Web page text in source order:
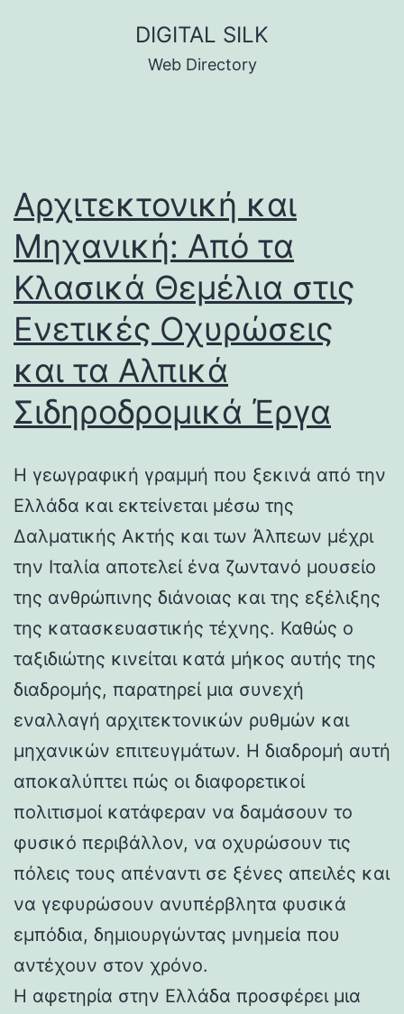
DIGITAL SILK
Web Directory
Αρχιτεκτονική και
Μηχανική: Από τα
Κλασικά Θεμέλια στις
Ενετικές Οχυρώσεις
και τα Αλπικά
Σιδηροδρομικά Έργα
Η γεωγραφική γραμμή που ξεκινά από την
Ελλάδα και εκτείνεται μέσω της
Δαλματικής Ακτής και των Άλπεων μέχρι
την Ιταλία αποτελεί ένα ζωντανό μουσείο
της ανθρώπινης διάνοιας και της εξέλιξης
της κατασκευαστικής τέχνης. Καθώς ο
ταξιδιώτης κινείται κατά μήκος αυτής της
διαδρομής, παρατηρεί μια συνεχή
εναλλαγή αρχιτεκτονικών ρυθμών και
μηχανικών επιτευγμάτων. Η διαδρομή αυτή
αποκαλύπτει πώς οι διαφορετικοί
πολιτισμοί κατάφεραν να δαμάσουν το
φυσικό περιβάλλον, να οχυρώσουν τις
πόλεις τους απέναντι σε ξένες απειλές και
να γεφυρώσουν ανυπέρβλητα φυσικά
εμπόδια, δημιουργώντας μνημεία που
αντέχουν στον χρόνο.
Η αφετηρία στην Ελλάδα προσφέρει μια